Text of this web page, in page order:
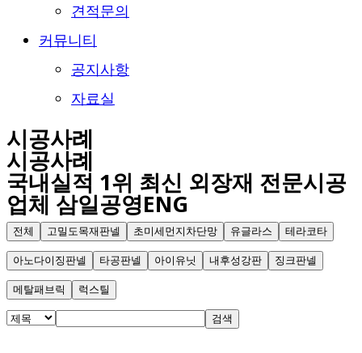
견적문의
커뮤니티
공지사항
자료실
시공사례
시공사례
국내실적 1위 최신 외장재 전문시공
업체 삼일공영ENG
전체 고밀도목재판넬 초미세먼지차단망 유글라스 테라코타
아노다이징판넬 타공판넬 아이유닛 내후성강판 징크판넬
메탈패브릭 럭스틸
검색